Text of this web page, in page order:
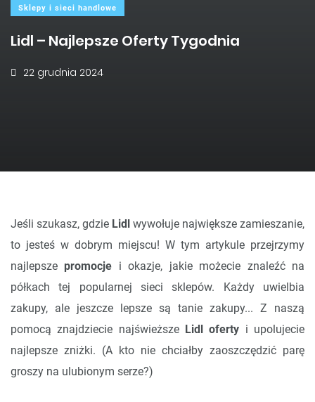
Sklepy i sieci handlowe
Lidl – Najlepsze Oferty Tygodnia
22 grudnia 2024
Jeśli szukasz, gdzie Lidl wywołuje największe zamieszanie,
to jesteś w dobrym miejscu! W tym artykule przejrzymy
najlepsze promocje i okazje, jakie możecie znaleźć na
półkach tej popularnej sieci sklepów. Każdy uwielbia
zakupy, ale jeszcze lepsze są tanie zakupy... Z naszą
pomocą znajdziecie najświeższe Lidl oferty i upolujecie
najlepsze zniżki. (A kto nie chciałby zaoszczędzić parę
groszy na ulubionym serze?)